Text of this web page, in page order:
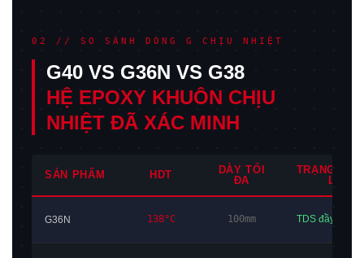
02 // SO SÁNH DÒNG G CHỊU NHIỆT
G40 VS G36N VS G38
HỆ EPOXY KHUÔN CHỊU
NHIỆT ĐÃ XÁC MINH
SẢN PHẨM HDT
DÀY TỐI
ĐA
TRẠNG
LIỆU
G36N 138°C 100mm TDS đầy đủ